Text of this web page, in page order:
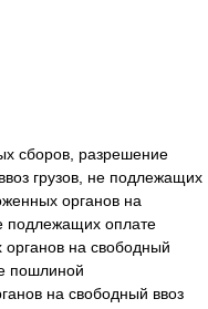
сборов, разрешение
грузов, не подлежащих
органов на
подлежащих оплате
на свободный
пошлиной
на свободный ввоз